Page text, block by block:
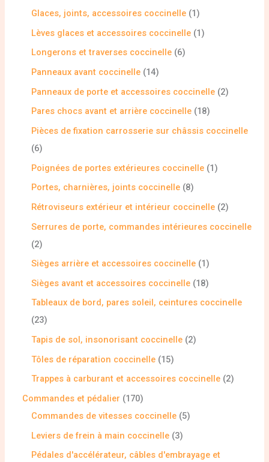
Glaces, joints, accessoires coccinelle 1
Lèves glaces et accessoires coccinelle 1
Longerons et traverses coccinelle 6
Panneaux avant coccinelle 14
Panneaux de porte et accessoires coccinelle 2
Pares chocs avant et arrière coccinelle 18
Pièces de fixation carrosserie sur châssis coccinelle
6
Poignées de portes extérieures coccinelle 1
Portes, charnières, joints coccinelle 8
Rétroviseurs extérieur et intérieur coccinelle 2
Serrures de porte, commandes intérieures coccinelle
2
Sièges arrière et accessoires coccinelle 1
Sièges avant et accessoires coccinelle 18
Tableaux de bord, pares soleil, ceintures coccinelle
23
Tapis de sol, insonorisant coccinelle 2
Tôles de réparation coccinelle 15
Trappes à carburant et accessoires coccinelle 2
Commandes et pédalier
170
Commandes de vitesses coccinelle 5
Leviers de frein à main coccinelle 3
Pédales d'accélérateur, câbles d'embrayage et